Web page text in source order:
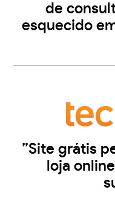
de
esquecido
”Site grátis
loja